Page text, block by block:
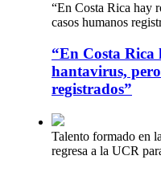
“En Costa Rica hay
casos humanos
“En Costa Rica
hantavirus,
registrados”
Talento formado en
regresa a la UCR